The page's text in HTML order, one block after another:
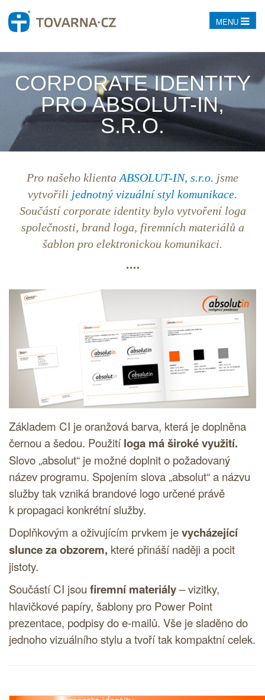
MENU
CORPORATE IDENTITY
PRO ABSOLUT-IN,
S.R.O.
Pro našeho klienta ABSOLUT-IN, s.r.o. jsme
vytvořili jednotný vizuální styl komunikace.
Součástícorporate identitybylo vytvoření loga
společnosti, brand loga, firemních materiálů a
šablon pro elektronickou komunikaci.
Základem CI je oranžová barva, která je doplněna
černou a šedou. Použitíloga má široké využití.
Slovo „absolut“ je možné doplnit o požadovaný
název programu. Spojením slova „absolut“ a názvu
služby tak vzniká brandové logo určené právě
k propagaci konkrétní služby.
Doplňkovým a oživujícím prvkem jevycházející
slunce za obzorem, které přináší naději a pocit
jistoty.
SoučástíCI jsou firemní materiály– vizitky,
hlavičkové papíry, šablony pro Power Point
prezentace, podpisy do e-mailů. Vše je sladěno do
jednoho vizuálního stylu a tvoří tak kompaktní celek.